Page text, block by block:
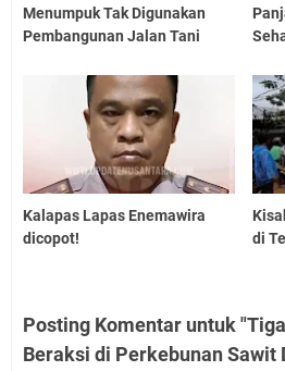
Menumpuk Tak Digunakan
Pembangunan Jalan Tani
Kalapas Lapas Enemawira
dicopot!
di
Posting Komentar untuk
Beraksi di Perkebunan Sawit